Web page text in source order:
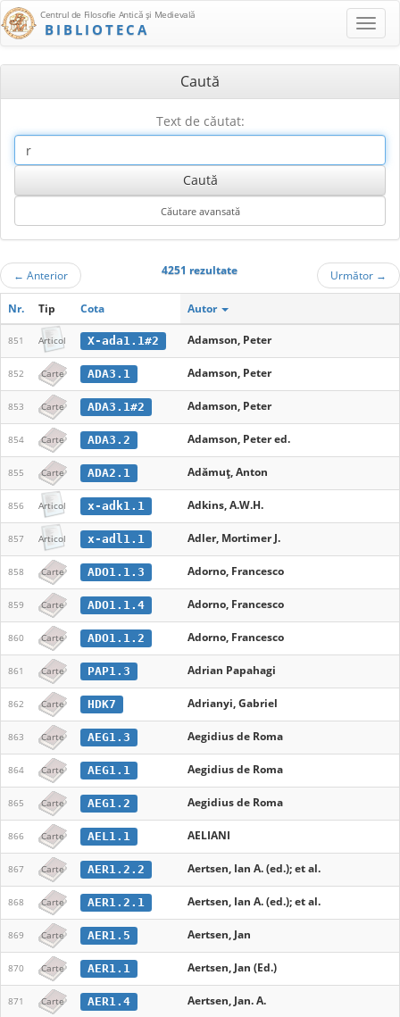
Centrul de Filosofie Antică şi Medievală
BIBLIOTECA
Caută
Text de căutat:
← Anterior 4251 rezultate Următor →
Nr. Tip Cota Autor
851 Articol X-ada1.1#2 Adamson, Peter
852 Carte ADA3.1 Adamson, Peter
853 Carte ADA3.1#2 Adamson, Peter
854 Carte ADA3.2 Adamson, Peter ed.
855 Carte ADA2.1 Adămuț, Anton
856 Articol x-adk1.1 Adkins, A.W.H.
857 Articol x-adl1.1 Adler, Mortimer J.
858 Carte ADO1.1.3 Adorno, Francesco
859 Carte ADO1.1.4 Adorno, Francesco
860 Carte ADO1.1.2 Adorno, Francesco
861 Carte PAP1.3 Adrian Papahagi
862 Carte HDK7 Adrianyi, Gabriel
863 Carte AEG1.3 Aegidius de Roma
864 Carte AEG1.1 Aegidius de Roma
865 Carte AEG1.2 Aegidius de Roma
866 Carte AEL1.1 AELIANI
867 Carte AER1.2.2 Aertsen, Ian A. (ed.); et al.
868 Carte AER1.2.1 Aertsen, Ian A. (ed.); et al.
869 Carte AER1.5 Aertsen, Jan
870 Carte AER1.1 Aertsen, Jan (Ed.)
871 Carte AER1.4 Aertsen, Jan. A.